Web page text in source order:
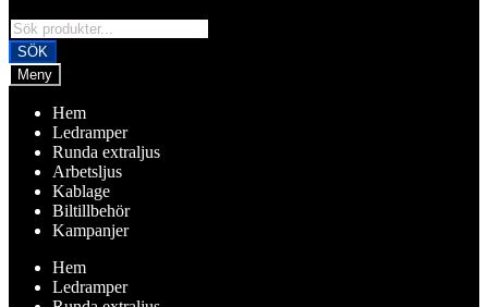
Products
search
SÖK
Meny
Hem
Ledramper
Runda extraljus
Arbetsljus
Kablage
Biltillbehör
Kampanjer
Hem
Ledramper